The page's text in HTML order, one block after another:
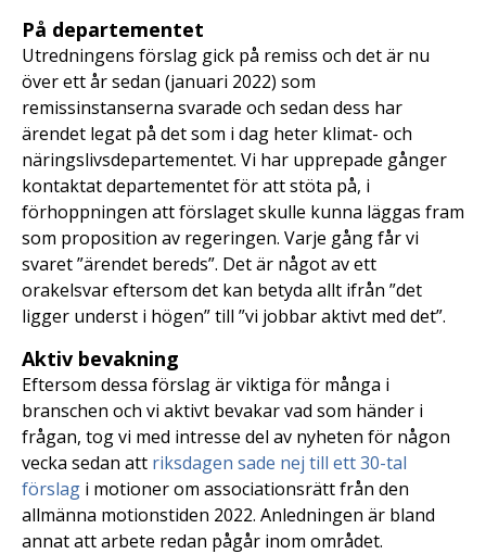
På departementet
Utredningens förslag gick på remiss och det är nu
över ett år sedan (januari 2022) som
remissinstanserna svarade och sedan dess har
ärendet legat på det som i dag heter klimat- och
näringslivsdepartementet. Vi har upprepade gånger
kontaktat departementet för att stöta på, i
förhoppningen att förslaget skulle kunna läggas fram
som proposition av regeringen. Varje gång får vi
svaret ”ärendet bereds”. Det är något av ett
orakelsvar eftersom det kan betyda allt ifrån ”det
ligger underst i högen” till ”vi jobbar aktivt med det”.
Aktiv bevakning
Eftersom dessa förslag är viktiga för många i
branschen och vi aktivt bevakar vad som händer i
frågan, tog vi med intresse del av nyheten för någon
vecka sedan att riksdagen sade nej till ett 30-tal
förslag i motioner om associationsrätt från den
allmänna motionstiden 2022. Anledningen är bland
annat att arbete redan pågår inom området.